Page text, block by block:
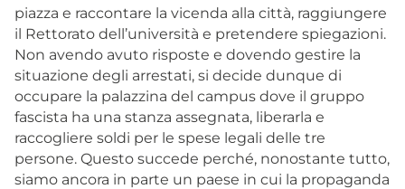
piazza e raccontare la vicenda alla città, raggiungere
il Rettorato dell’università e pretendere spiegazioni.
Non avendo avuto risposte e dovendo gestire la
situazione degli arrestati, si decide dunque di
occupare la palazzina del campus dove il gruppo
fascista ha una stanza assegnata, liberarla e
raccogliere soldi per le spese legali delle tre
persone. Questo succede perché, nonostante tutto,
siamo ancora in parte un paese in cui la propaganda